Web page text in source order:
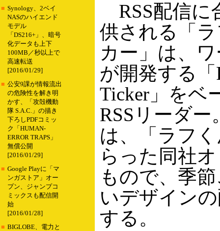
■ Synology、2ベイ
NASのハイエンド
モデル
「DS216+」、暗号
化データも上下
100MB／秒以上で
高速転送
[2016/01/29]
■ 公安9課が情報流出
の危険性を解き明
かす、「攻殻機動
隊 S.A.C.」の描き
下ろしPDFコミッ
ク「HUMAN-
ERROR TRAPS」
無償公開
[2016/01/29]
■ Google Playに「マ
ンガストア」オー
プン、ジャンプコ
ミックスも配信開
始
[2016/01/28]
■ BIGLOBE、電力と
RSS配信に
供される「
カー」は、
が開発する「
Ticker」をベ
RSSリーダ
は、「ラフ
らった同社
もので、季
いデザイン
する。